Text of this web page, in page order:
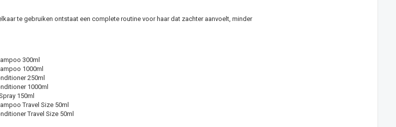
te gebruiken ontstaat een complete routine voor haar dat zachter aanvoelt, minder
300ml
1000ml
250ml
1000ml
150ml
Travel Size 50ml
Travel Size 50ml